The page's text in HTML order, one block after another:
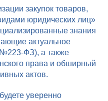
закупок товаров,
юридических лиц»
знания
актуальное
№223-ФЗ), а также
права и обширный
актов.
уверенно